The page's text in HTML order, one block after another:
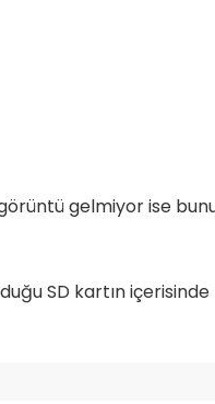
gelmiyor ise
SD kartın